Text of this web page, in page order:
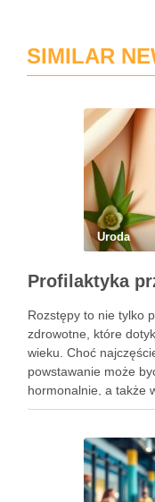
SIMILAR
Uroda
Rozstępy to nie tylko
zdrowotne, które
wieku. Choć
powstawanie może
hormonalnie, a także
kluczowe jest, aby